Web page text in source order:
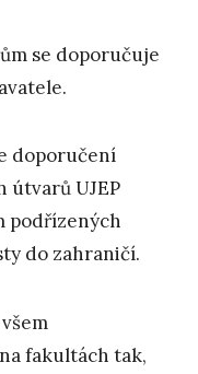
se doporučuje
doporučení
útvarů UJEP
podřízených
do zahraničí.
fakultách tak,